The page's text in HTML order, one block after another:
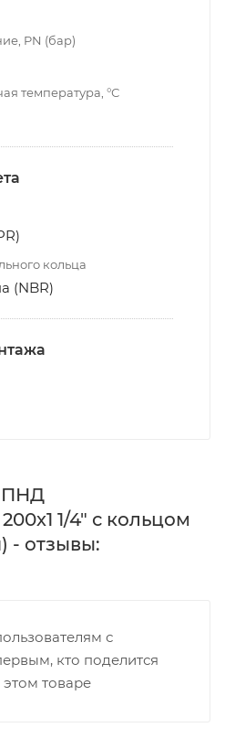
PN (бар)
температура, °С
кольца
(NBR)
ПНД
1/4" с кольцом
- отзывы:
с
кто поделится
товаре